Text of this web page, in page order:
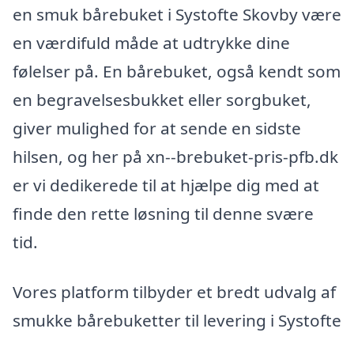
en smuk bårebuket i Systofte Skovby være
en værdifuld måde at udtrykke dine
følelser på. En bårebuket, også kendt som
en begravelsesbukket eller sorgbuket,
giver mulighed for at sende en sidste
hilsen, og her på xn--brebuket-pris-pfb.dk
er vi dedikerede til at hjælpe dig med at
finde den rette løsning til denne svære
tid.
Vores platform tilbyder et bredt udvalg af
smukke bårebuketter til levering i Systofte